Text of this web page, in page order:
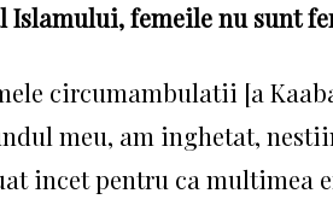
Islamului, femeile nu sunt
circumambulatii [a
meu, am inghetat,
incet pentru ca multimea